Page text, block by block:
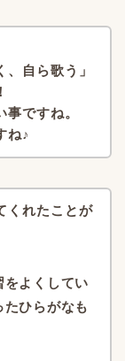
、自ら歌う」
事ですね。
ね♪
くれたことが
をよくしてい
ひらがなも